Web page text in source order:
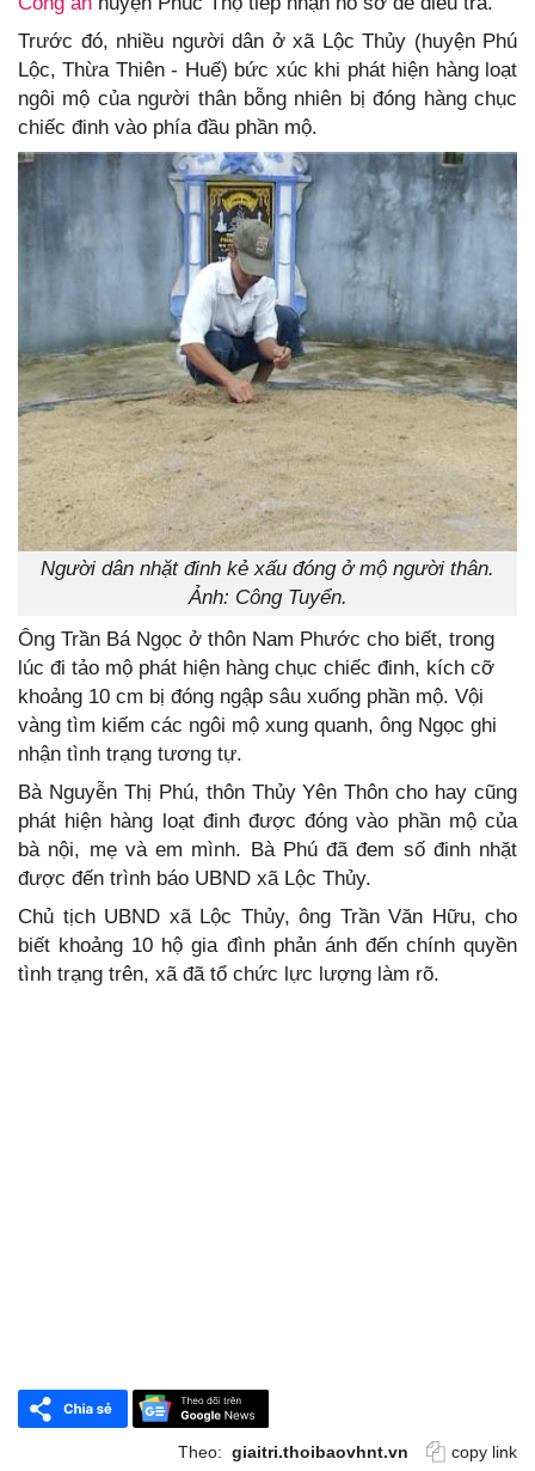
Trước đó, nhiều người dân ở xã Lộc Thủy (huyện Phú
Lộc, Thừa Thiên - Huế) bức xúc khi phát hiện hàng loạt
ngôi mộ của người thân bỗng nhiên bị đóng hàng chục
chiếc đinh vào phía đầu phần mộ.
Người dân nhặt đinh kẻ xấu đóng ở mộ người thân.
Ảnh: Công Tuyển.
Ông Trần Bá Ngọc ở thôn Nam Phước cho biết, trong
lúc đi tảo mộ phát hiện hàng chục chiếc đinh, kích cỡ
khoảng 10 cm bị đóng ngập sâu xuống phần mộ. Vội
vàng tìm kiếm các ngôi mộ xung quanh, ông Ngọc ghi
nhận tình trạng tương tự.
Bà Nguyễn Thị Phú, thôn Thủy Yên Thôn cho hay cũng
phát hiện hàng loạt đinh được đóng vào phần mộ của
bà nội, mẹ và em mình. Bà Phú đã đem số đinh nhặt
được đến trình báo UBND xã Lộc Thủy.
Chủ tịch UBND xã Lộc Thủy, ông Trần Văn Hữu, cho
biết khoảng 10 hộ gia đình phản ánh đến chính quyền
tình trạng trên, xã đã tổ chức lực lượng làm rõ.
Theo: giaitri.thoibaovhnt.vn copy link